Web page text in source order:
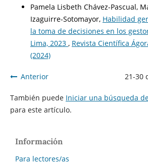
Pamela Lisbeth Chávez-Pascual,
Izaguirre-Sotomayor, Habilidad
la toma de decisiones en los
Lima, 2023 , Revista Científica
(2024)
Anterior 21-30
También puede Iniciar una búsqueda
para este artículo.
Información
Para lectores/as